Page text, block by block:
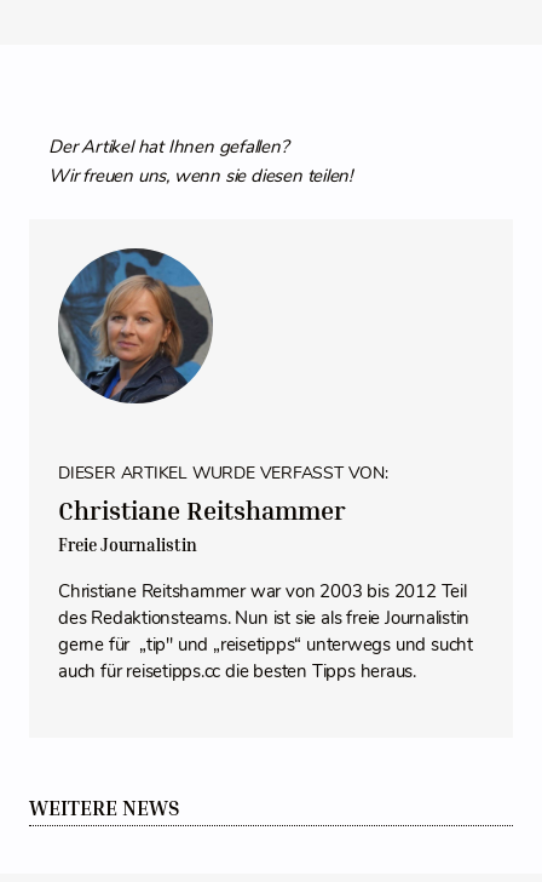
Der Artikel hat Ihnen gefallen?
Wir freuen uns, wenn sie diesen teilen!
DIESER ARTIKEL WURDE VERFASST VON:
Christiane Reitshammer
Freie Journalistin
Christiane Reitshammer war von 2003 bis 2012 Teil
des Redaktionsteams. Nun ist sie als freie Journalistin
gerne für „tip" und „reisetipps“ unterwegs und sucht
auch für reisetipps.cc die besten Tipps heraus.
WEITERE NEWS